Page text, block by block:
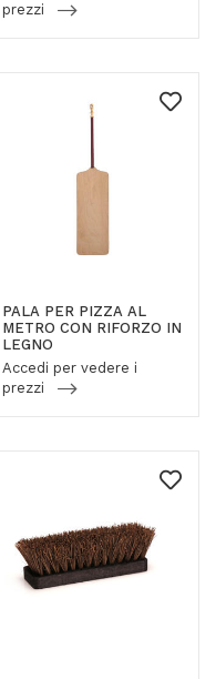
prezzi
PALA PER PIZZA AL
METRO CON RIFORZO IN
LEGNO
Accedi per vedere i
prezzi